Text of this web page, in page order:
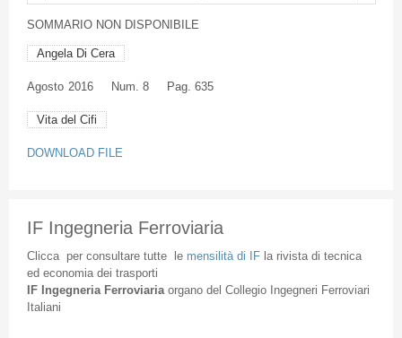
SOMMARIONON DISPONIBILE
Angela Di Cera
Agosto 2016 Num. 8 Pag. 635
Vita del Cifi
DOWNLOAD FILE
IF Ingegneria Ferroviaria
Cliccaper consultare tuttele mensilità di IFla rivista di tecnica
ed economia dei trasporti
IF Ingegneria Ferroviaria organodel Collegio Ingegneri Ferroviari
Italiani